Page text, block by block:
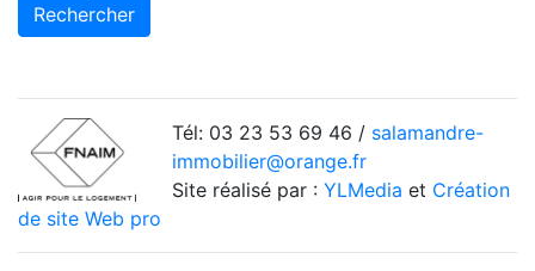
Rechercher
Tél: 03 23 53 69 46 / salamandre-
immobilier@orange.fr
Site réalisé par :YLMedia et Création
de site Web pro